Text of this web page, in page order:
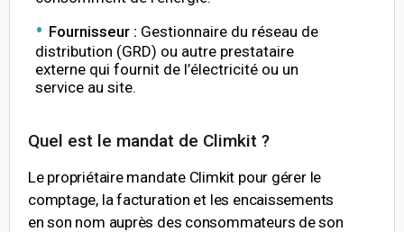
Fournisseur : Gestionnaire du réseau de
distribution (GRD) ou autre prestataire
externe qui fournit de l’électricité ou un
service au site.
Quel est le mandat de Climkit ?
Le propriétaire mandate Climkit pour gérer le
comptage, la facturation et les encaissements
en son nom auprès des consommateurs de son